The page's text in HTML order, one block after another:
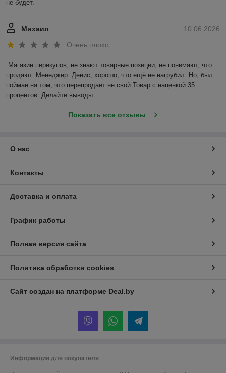
не будет.
10.06.2026
Михаил
Очень плохо
Магазин перекупов, не знают товарные позиции, не понимают, что
продают. Менеджер  Денис, хорошо, что ещё не нагрубил. Но, был
пойман на том, что перепродаёт не свой Товар с наценкой 35
процентов. Делайте выводы.
Показать все отзывы
О нас
Контакты
Доставка и оплата
График работы
Полная версия сайта
Политика обработки cookies
Сайт создан на платформе Deal.by
Информация для покупателя